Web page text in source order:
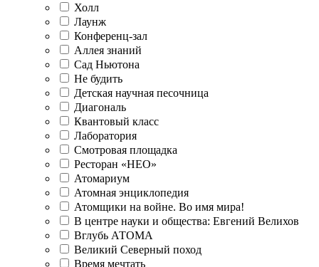
Холл
Лаунж
Конференц-зал
Аллея знаний
Сад Ньютона
Не будить
Детская научная песочница
Диагональ
Квантовый класс
Лаборатория
Смотровая площадка
Ресторан «НЕО»
Атомариум
Атомная энциклопедия
Атомщики на войне. Во имя мира!
В центре науки и общества: Евгений Велихов
Вглубь АТОМА
Великий Северный поход
Время мечтать